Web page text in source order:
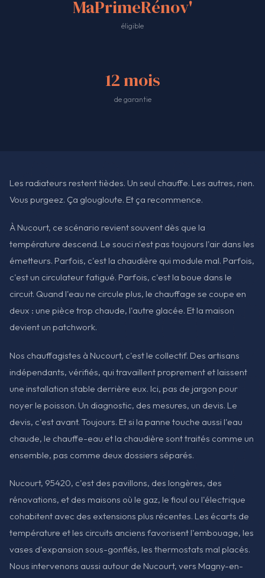
MaPrimeRénov'
éligible
12 mois
de garantie
Les radiateurs restent tièdes. Un seul chauffe. Les autres, rien.
Vous purgeez. Ça glougloute. Et ça recommence.
À Nucourt, ce scénario revient souvent dès que la
température descend. Le souci n'est pas toujours l'air dans les
émetteurs. Parfois, c'est la chaudière qui module mal. Parfois,
c'est un circulateur fatigué. Parfois, c'est la boue dans le
circuit. Quand l'eau ne circule plus, le chauffage se coupe en
deux : une pièce trop chaude, l'autre glacée. Et la maison
devient un patchwork.
Nos chauffagistes à Nucourt, c'est le collectif. Des artisans
indépendants, vérifiés, qui travaillent proprement et laissent
une installation stable derrière eux. Ici, pas de jargon pour
noyer le poisson. Un diagnostic, des mesures, un devis. Le
devis, c'est avant. Toujours. Et si la panne touche aussi l'eau
chaude, le chauffe-eau et la chaudière sont traités comme un
ensemble, pas comme deux dossiers séparés.
Nucourt, 95420, c'est des pavillons, des longères, des
rénovations, et des maisons où le gaz, le fioul ou l'électrique
cohabitent avec des extensions plus récentes. Les écarts de
température et les circuits anciens favorisent l'embouage, les
vases d'expansion sous-gonflés, les thermostats mal placés.
Nous intervenons aussi autour de Nucourt, vers Magny-en-